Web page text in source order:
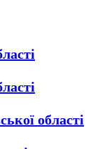
області